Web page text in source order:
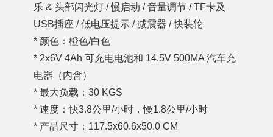
乐 & 头部闪光灯 / 慢启动 / 音量调节 / TF卡及
USB插座 / 低电压提示 / 减震器 / 快装轮
* 颜色：橙色/白色
* 2x6V 4Ah 可充电电池和 14.5V 500MA 汽车充
电器（内含）
* 最大负载：30 KGS
* 速度：快3.8公里/小时，慢1.8公里/小时
* 产品尺寸：117.5x60.6x50.0 CM